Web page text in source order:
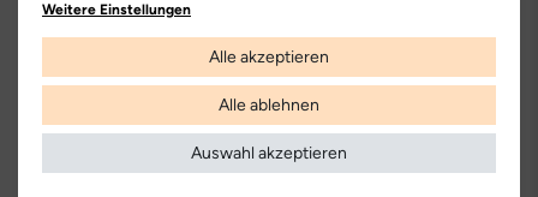
Weitere Einstellungen
Alle akzeptieren
Alle ablehnen
Auswahl akzeptieren